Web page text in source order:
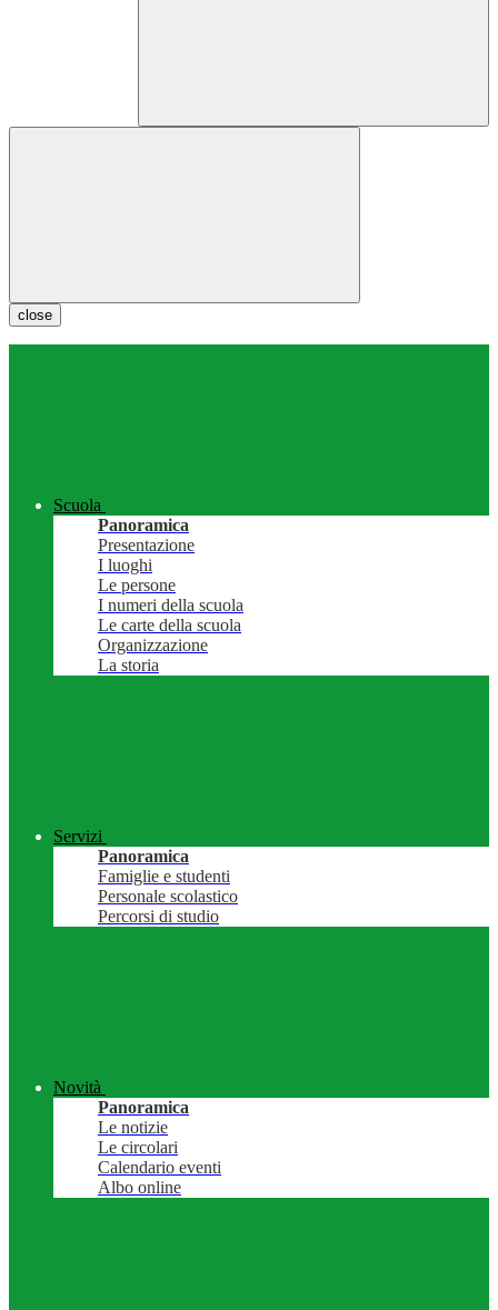
close
Scuola
Panoramica
Presentazione
I luoghi
Le persone
I numeri della scuola
Le carte della scuola
Organizzazione
La storia
Servizi
Panoramica
Famiglie e studenti
Personale scolastico
Percorsi di studio
Novità
Panoramica
Le notizie
Le circolari
Calendario eventi
Albo online